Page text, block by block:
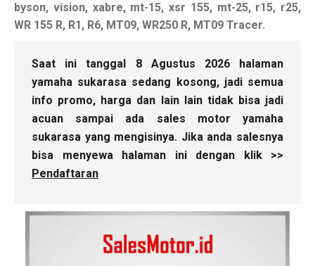
byson, vision, xabre, mt-15, xsr 155, mt-25, r15, r25,
WR 155 R, R1, R6, MT09, WR250 R, MT09 Tracer.
Saat ini tanggal 8 Agustus 2026 halaman
yamaha sukarasa sedang kosong, jadi semua
info promo, harga dan lain lain tidak bisa jadi
acuan sampai ada sales motor yamaha
sukarasa yang mengisinya. Jika anda salesnya
bisa menyewa halaman ini dengan klik >>
Pendaftaran